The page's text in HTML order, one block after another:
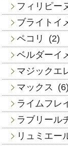
フィリピー
ブライトイ
ペコリ
(2)
ベルダーイ
マジックエ
マックス
(6)
ライムフレ
ラブリール
リュミエー